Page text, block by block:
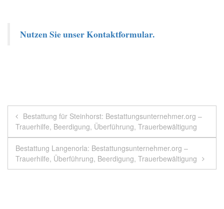
Nutzen Sie unser Kontaktformular.
Beitragsnavigation
Bestattung für Steinhorst: Bestattungsunternehmer.org –
Trauerhilfe, Beerdigung, Überführung, Trauerbewältigung
Bestattung Langenorla: Bestattungsunternehmer.org –
Trauerhilfe, Überführung, Beerdigung, Trauerbewältigung